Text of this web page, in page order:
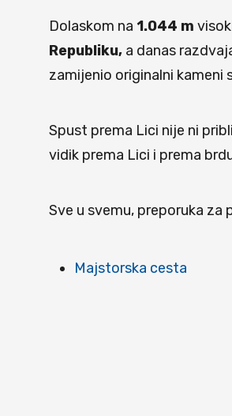
Dolaskom na 1.044 m
Republiku, a danas
zamijenio originalni
Spust prema Lici nije ni
vidik prema Lici i prema
Sve u svemu, preporuka
Majstorska cesta